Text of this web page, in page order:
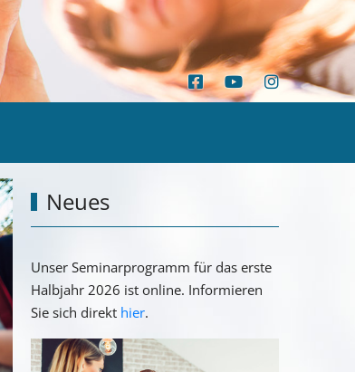
Neues
Unser Seminarprogramm für das erste
Halbjahr 2026 ist online. Informieren
Sie sich direkt hier.